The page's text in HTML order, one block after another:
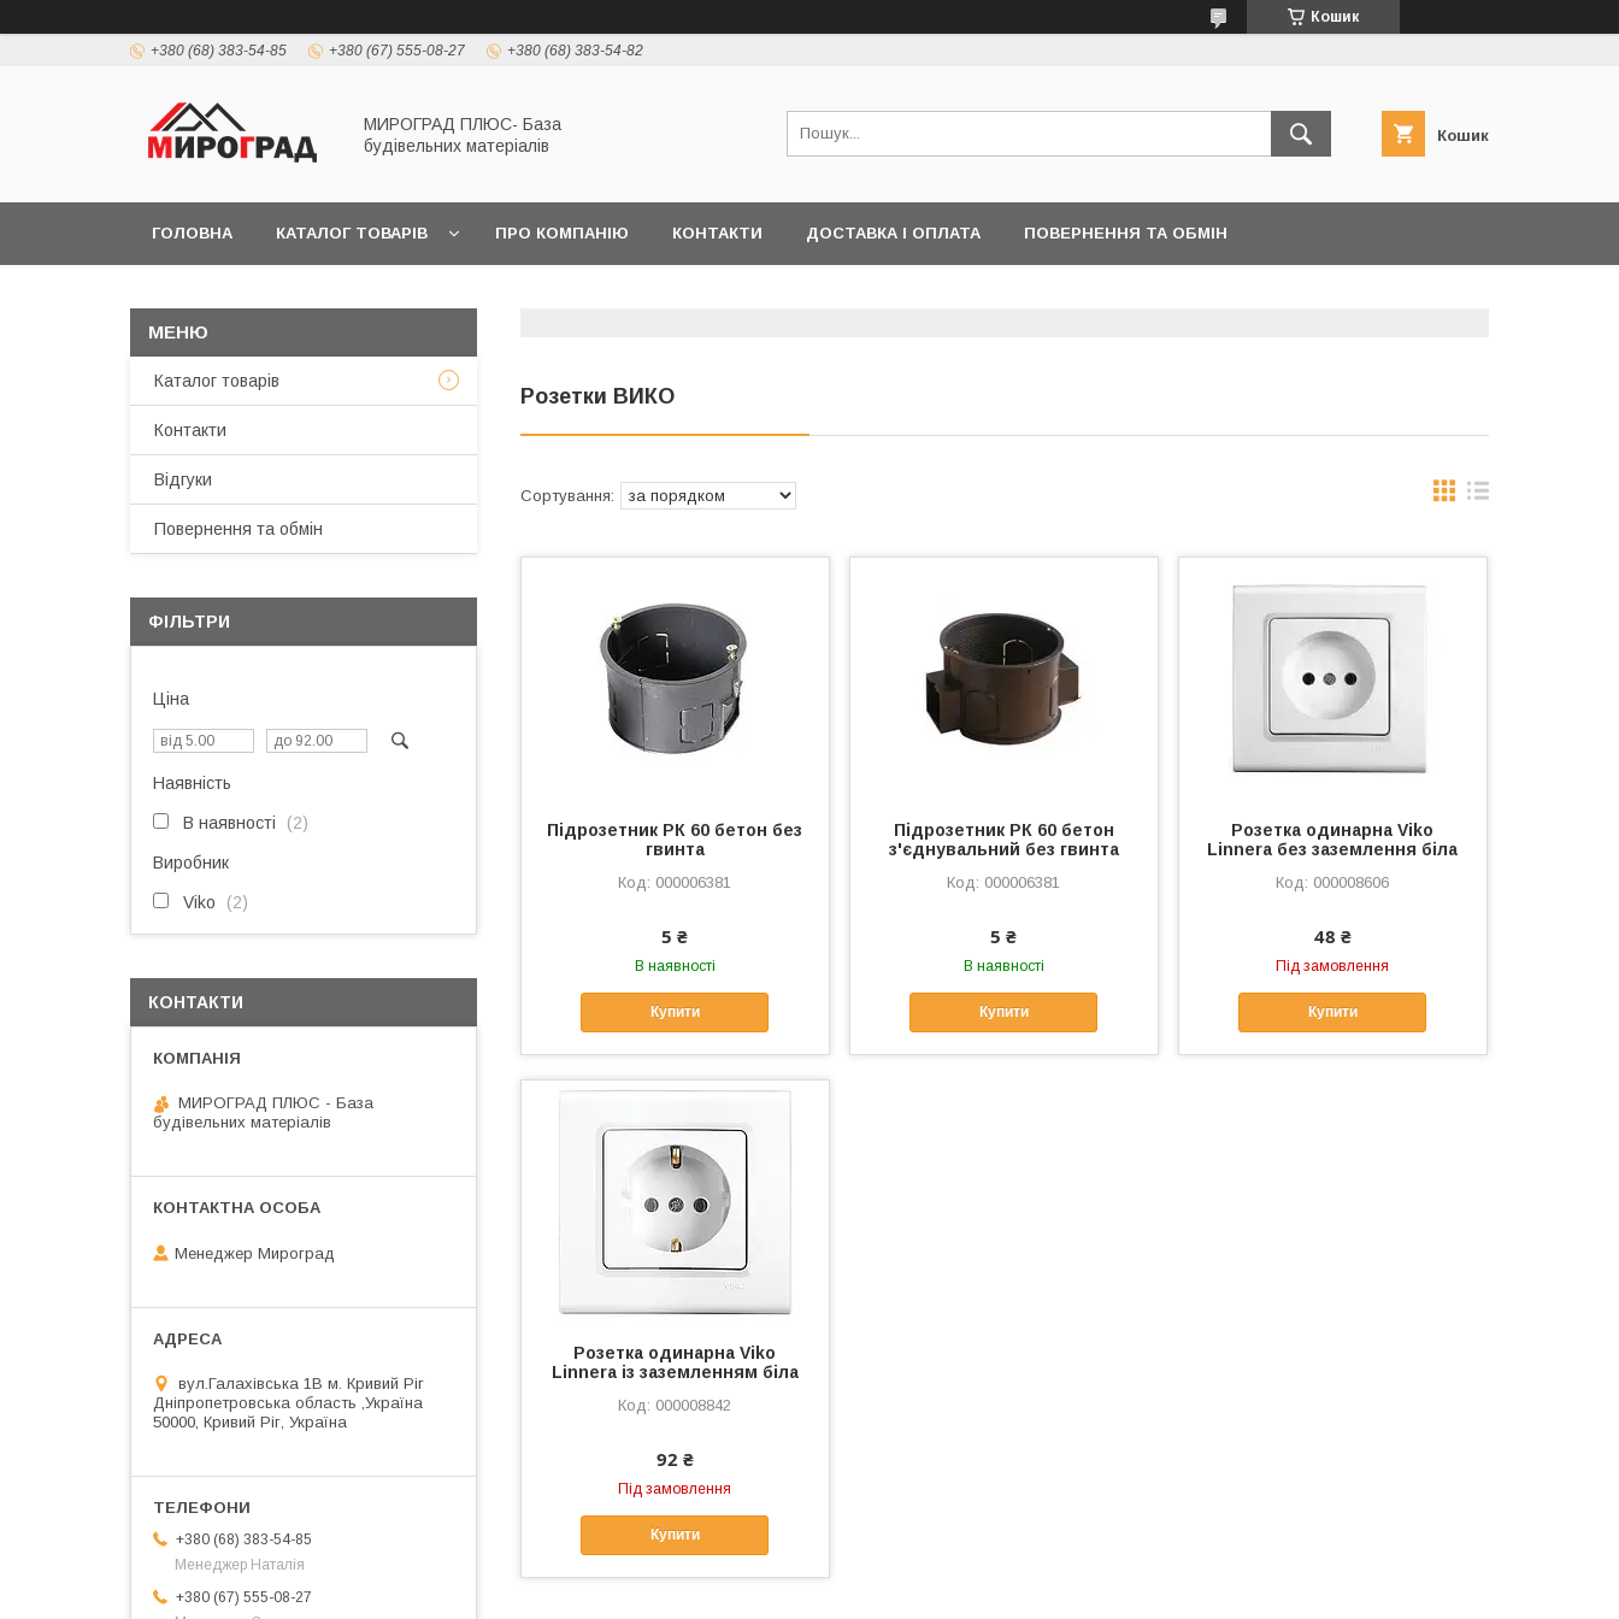
Кошик
+380 (68) 383-54-85 +380 (67) 555-08-27 +380 (68) 383-54-82
МИРОГРАД ПЛЮС- База
будівельних матеріалів
Кошик
ГОЛОВНА КАТАЛОГ ТОВАРІВ ПРО КОМПАНІЮ КОНТАКТИ ДОСТАВКА І ОПЛАТА ПОВЕРНЕННЯ ТА ОБМІН
Розетки ВИКО
Підрозетник РК 60 бетон без
гвинта
000006381
5 ₴
В наявності
Купити
Підрозетник РК 60 бетон
з'єднувальний без гвинта
000006381
5 ₴
В наявності
Купити
Розетка одинарна Viko
Linnera без заземлення біла
000008606
48 ₴
Під замовлення
Купити
Розетка одинарна Viko
Linnera із заземленням біла
000008842
92 ₴
Під замовлення
Купити
Каталог товарів
Контакти
Відгуки
Повернення та обмін
ФІЛЬТРИ
Ціна
Наявність
В наявності 2
Виробник
Viko 2
КОНТАКТИ
МИРОГРАД ПЛЮС - База
будівельних матеріалів
Менеджер Мироград
вул.Галахівська 1В м. Кривий Ріг
Дніпропетровська область ,Україна
50000, Кривий Ріг, Україна
+380 (68) 383-54-85
Менеджер Наталія
+380 (67) 555-08-27